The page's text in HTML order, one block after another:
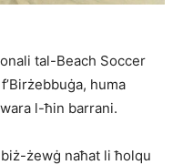
tal-Beach Soccer
huma
l-ħin barrani.
żewġ naħat li ħolqu